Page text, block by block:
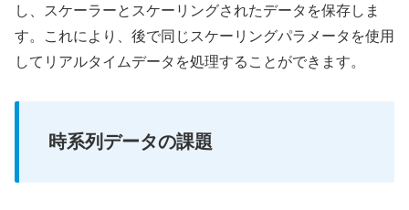
し、スケーラーとスケーリングされたデータを保存しま
す。これにより、後で同じスケーリングパラメータを使用
してリアルタイムデータを処理することができます。
時系列データの課題